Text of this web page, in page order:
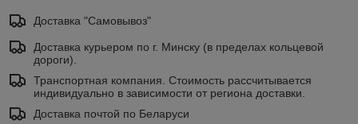
Доставка "Самовывоз"
Доставка курьером по г. Минску (в пределах кольцевой
дороги).
Транспортная компания. Стоимость рассчитывается
индивидуально в зависимости от региона доставки.
Доставка почтой по Беларуси